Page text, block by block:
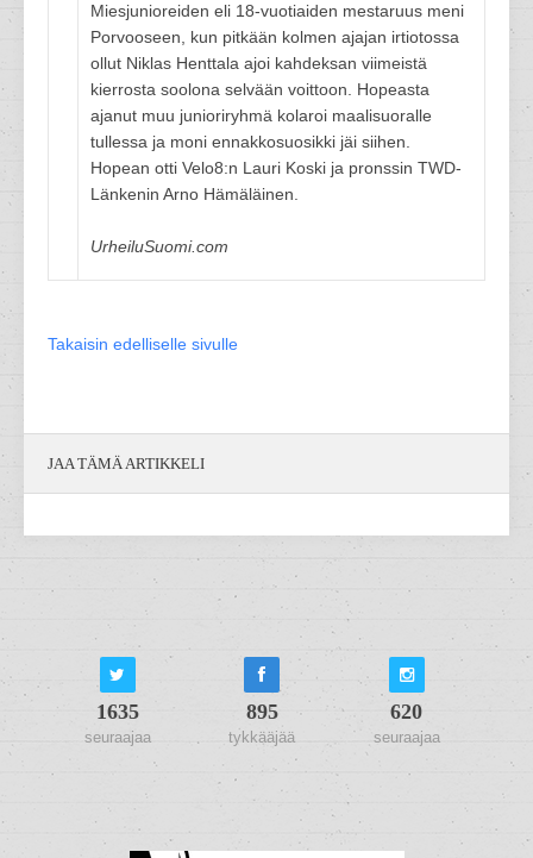
Miesjunioreiden eli 18-vuotiaiden mestaruus meni
Porvooseen, kun pitkään kolmen ajajan irtiotossa
ollut Niklas Henttala ajoi kahdeksan viimeistä
kierrosta soolona selvään voittoon. Hopeasta
ajanut muu junioriryhmä kolaroi maalisuoralle
tullessa ja moni ennakkosuosikki jäi siihen.
Hopean otti Velo8:n Lauri Koski ja pronssin TWD-
Länkenin Arno Hämäläinen.
UrheiluSuomi.com
Takaisin edelliselle sivulle
JAA TÄMÄ ARTIKKELI
1635
seuraajaa
895
tykkääjää
620
seuraajaa